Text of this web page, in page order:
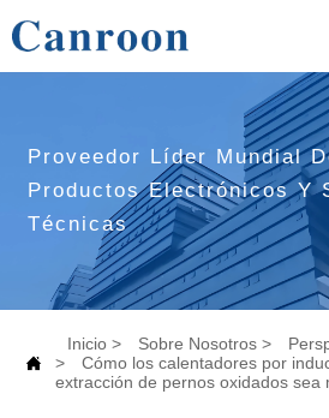
Proveedor Líder Mundial
Productos Electrónicos Y
Técnicas

Inicio > Sobre Nosotros >
>
Cómo los calentadores por
extracción de pernos oxidados sea